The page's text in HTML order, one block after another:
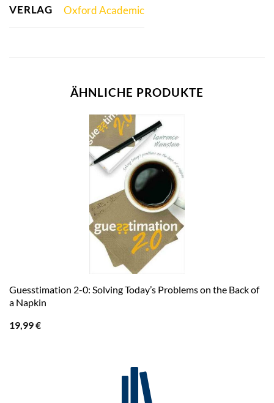
VERLAG Oxford Academic
ÄHNLICHE PRODUKTE
Guesstimation 2-0: Solving Today’s Problems on the Back of
a Napkin
19,99€